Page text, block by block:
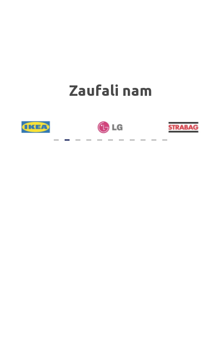
Zaufali nam